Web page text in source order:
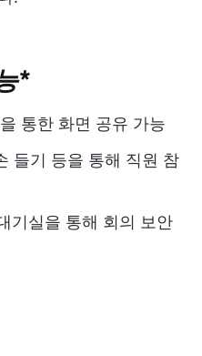
*
통한 화면 공유 가능
들기 등을 통해 직원 참
기실을 통해 회의 보안